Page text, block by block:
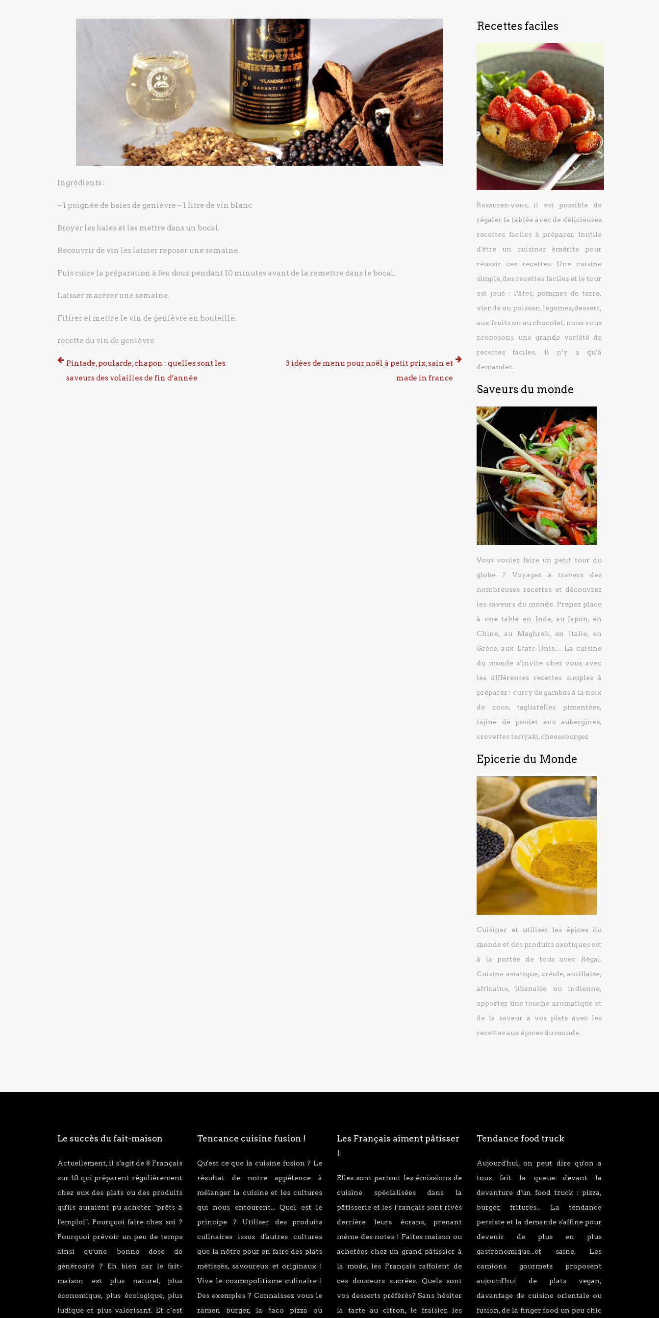
Ingrédients :
– 1 poignée de baies de genièvre – 1 litre de vin blanc
Broyer les baies et les mettre dans un bocal.
Recouvrir de vin les laisser reposer une semaine.
Puis cuire la préparation à feu doux pendant 10 minutes avant de la remettre dans le bocal.
Laisser macérer une semaine.
Filtrer et mettre le vin de genièvre en bouteille.
recette du vin de genièvre
Pintade, poularde, chapon : quelles sont les
saveurs des volailles de fin d’année
3 idées de menu pour noël à petit prix, sain et
made in france
Recettes faciles
Rassurez-vous, il est possible de
régaler la tablée avec de délicieuses
recettes faciles à préparer. Inutile
d'être un cuisiner émérite pour
réussir ces recettes. Une cuisine
simple, des recettes faciles et le tour
est joué : Pâtes, pommes de terre,
viande ou poisson, légumes, dessert,
aux fruits ou au chocolat, nous vous
proposons une grande variété de
recettes faciles. Il n’y a qu’à
demander.
Saveurs du monde
Vous voulez faire un petit tour du
globe ? Voyagez à travers des
nombreuses recettes et découvrez
les saveurs du monde. Prenez place
à une table en Inde, au Japon, en
Chine, au Maghreb, en Italie, en
Grèce, aux Etats-Unis… La cuisine
du monde s’invite chez vous avec
les différentes recettes simples à
préparer : curry de gambas à la noix
de coco, tagliatelles pimentées,
tajine de poulet aux aubergines,
crevettes teriyaki, cheeseburger.
Epicerie du Monde
Cuisiner et utiliser les épices du
monde et des produits exotiques est
à la portée de tous avec Régal.
Cuisine asiatique, créole, antillaise,
africaine, libanaise ou indienne,
apportez une touche aromatique et
de la saveur à vos plats avec les
recettes aux épices du monde.
Le succès du fait-maison
Actuellement, il s’agit de 8 Français
sur 10 qui préparent régulièrement
chez eux des plats ou des produits
qu'ils auraient pu acheter "prêts à
l'emploi". Pourquoi faire chez soi ?
Pourquoi prévoir un peu de temps
ainsi qu'une bonne dose de
générosité ? Eh bien car le fait-
maison est plus naturel, plus
économique, plus écologique, plus
ludique et plus valorisant. Et c’est
Tencance cuisine fusion !
Qu'est ce que la cuisine fusion ? Le
résultat de notre appétence à
mélanger la cuisine et les cultures
qui nous entourent... Quel est le
principe ? Utiliser des produits
culinaires issus d'autres cultures
que la nôtre pour en faire des plats
métissés, savoureux et originaux !
Vive le cosmopolitisme culinaire !
Des exemples ? Connaissez vous le
ramen burger, la taco pizza ou
Les Français aiment pâtisser
!
Elles sont partout les émissions de
cuisine spécialisées dans la
pâtisserie et les Français sont rivés
derrière leurs écrans, prenant
même des notes ! Faites maison ou
achetées chez un grand pâtissier à
la mode, les Français raffolent de
ces douceurs sucrées. Quels sont
vos desserts préférés? Sans hésiter
la tarte au citron, le fraisier, les
Tendance food truck
Aujourd'hui, on peut dire qu'on a
tous fait la queue devant la
devanture d'un food truck : pizza,
burger, fritures... La tendance
persiste et la demande s'affine pour
devenir de plus en plus
gastronomique...et saine. Les
camions gourmets proposent
aujourd'hui de plats vegan,
davantage de cuisine orientale ou
fusion, de la finger food un peu chic